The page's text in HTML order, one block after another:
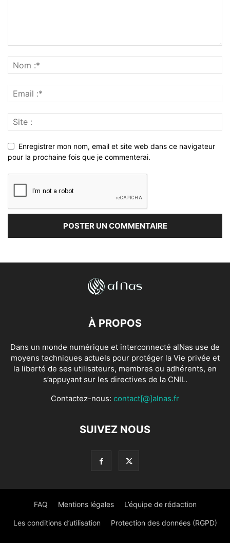
Enregistrer mon nom, email et site web dans ce navigateur
pour la prochaine fois que je commenterai.
À PROPOS
Dans un monde numérique et interconnecté alNas use de
moyens techniques actuels pour protéger la Vie privée et
la liberté de ses utilisateurs, membres ou adhérents, en
s’appuyant sur les directives de la CNIL.
Contactez-nous: contact[@]alnas.fr
SUIVEZ NOUS
FAQ Mentions légales L’équipe de rédaction
Les conditions d’utilisation Protection des données (RGPD)